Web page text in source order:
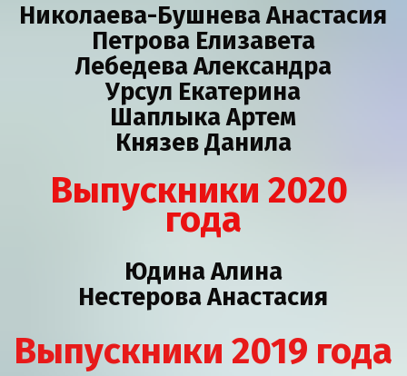
Николаева-Бушнева Анастасия
Петрова Елизавета
Лебедева Александра
Урсул Екатерина
Шаплыка Артем
Князев Данила
Выпускники 2020
года
Юдина Алина
Нестерова Анастасия